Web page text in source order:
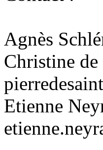
Agnès
Christine
Etienne